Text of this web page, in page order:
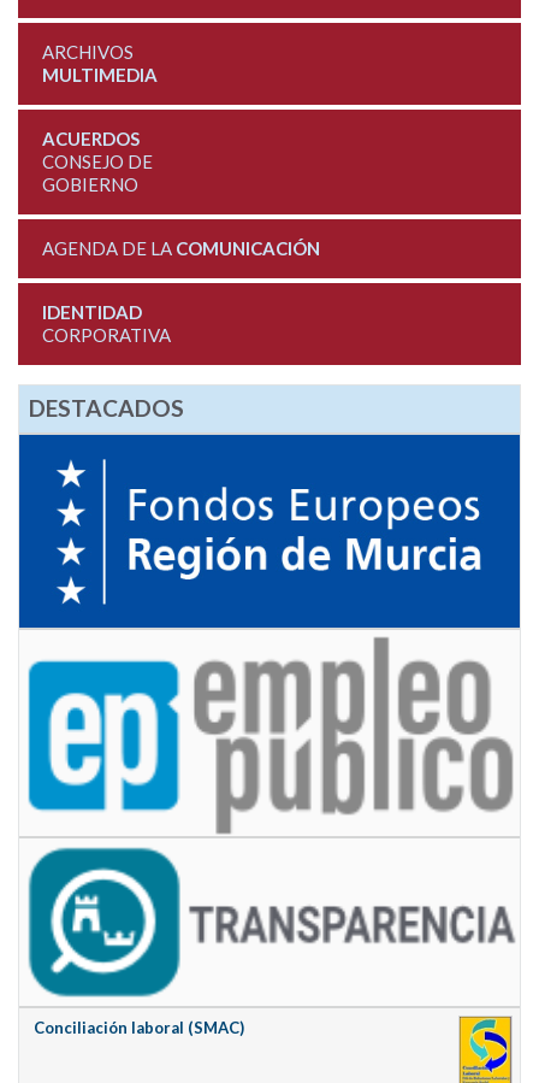
ARCHIVOS
MULTIMEDIA
ACUERDOS
CONSEJO DE
GOBIERNO
AGENDA DE LA COMUNICACIÓN
IDENTIDAD
CORPORATIVA
DESTACADOS
Conciliación laboral (SMAC)